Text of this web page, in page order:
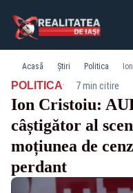
Acasă Știri Politica
POLITICA· 7 min citire
Ion Cristoiu:
câștigător al
moțiunea de
perdant